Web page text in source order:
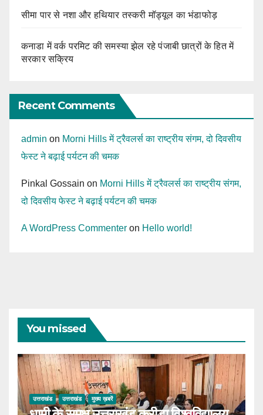
सीमा पार से नशा और हथियार तस्करी मॉड्यूल का भंडाफोड़
कनाडा में वर्क परमिट की समस्या झेल रहे पंजाबी छात्रों के हित में
सरकार सक्रिय
Recent Comments
admin on Morni Hills में ट्रैवलर्स का राष्ट्रीय संगम, दो दिवसीय
फेस्ट ने बढ़ाई पर्यटन की चमक
Pinkal Gossain on Morni Hills में ट्रैवलर्स का राष्ट्रीय संगम,
दो दिवसीय फेस्ट ने बढ़ाई पर्यटन की चमक
A WordPress Commenter on Hello world!
You missed
उत्तराखंड उत्तराखंड मुख्य ख़बरें